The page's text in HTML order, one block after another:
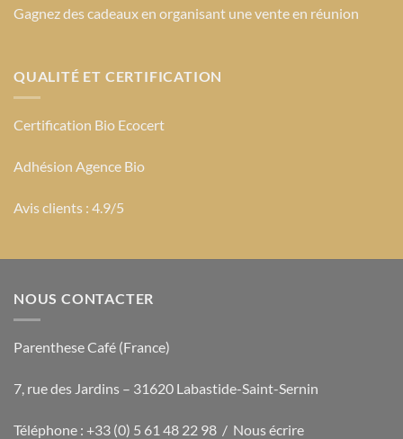
Gagnez des cadeaux en organisant une vente en réunion
QUALITÉ ET CERTIFICATION
Certification Bio Ecocert
Adhésion Agence Bio
Avis clients : 4.9/5
NOUS CONTACTER
Parenthese Café (France)
7, rue des Jardins – 31620 Labastide-Saint-Sernin
Téléphone : +33 (0) 5 61 48 22 98 / Nous écrire